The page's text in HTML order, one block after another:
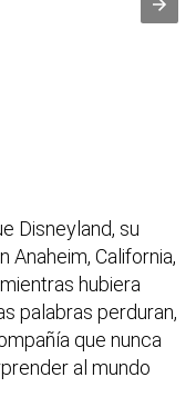
Disneyland, su
California,
hubiera
palabras perduran,
que nunca
al mundo